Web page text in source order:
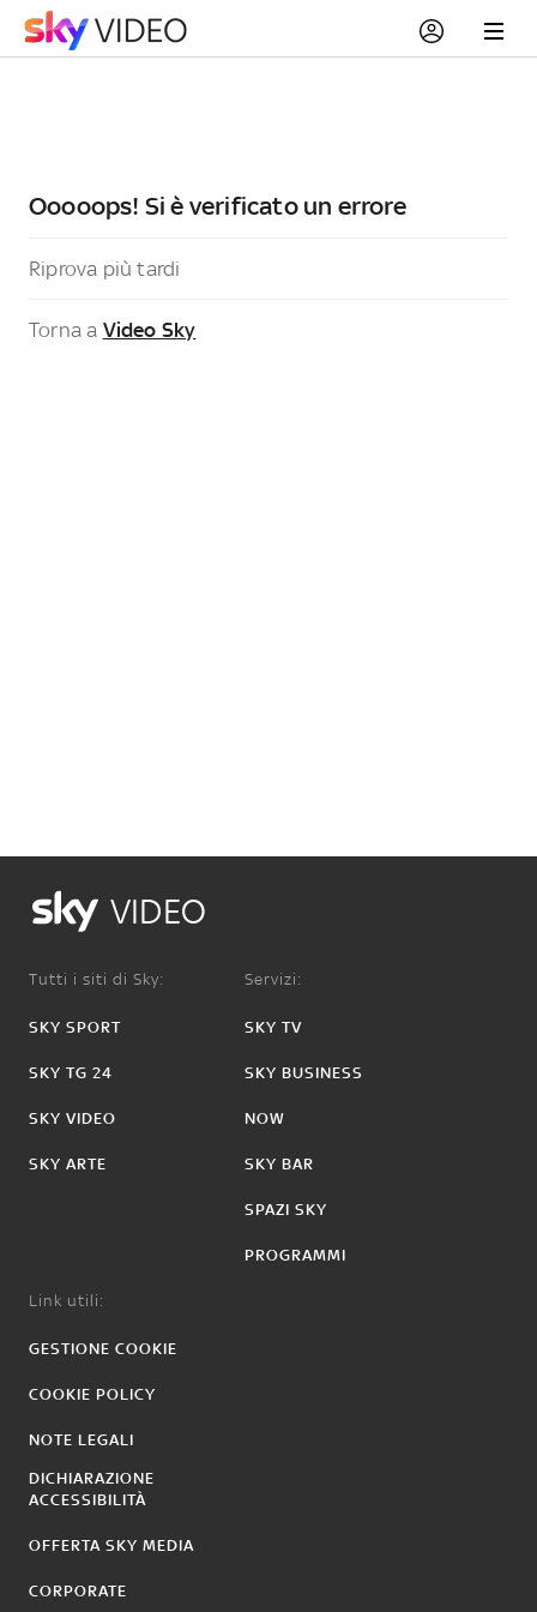
Ooooops! Si è verificato un errore
Riprova più tardi
Torna a Video Sky
VIDEO
Tutti i siti di Sky:
SKY SPORT
SKY TG 24
SKY VIDEO
SKY ARTE
Servizi:
SKY TV
SKY BUSINESS
NOW
SKY BAR
SPAZI SKY
PROGRAMMI
Link utili:
GESTIONE COOKIE
COOKIE POLICY
NOTE LEGALI
DICHIARAZIONE
ACCESSIBILITÀ
OFFERTA SKY MEDIA
CORPORATE